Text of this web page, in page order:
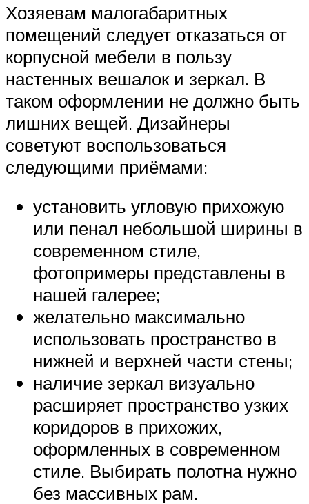
Хозяевам малогабаритных
помещений следует отказаться от
корпусной мебели в пользу
настенных вешалок и зеркал. В
таком оформлении не должно быть
лишних вещей. Дизайнеры
советуют воспользоваться
следующими приёмами:
установить угловую прихожую
или пенал небольшой ширины в
современном стиле,
фотопримеры представлены в
нашей галерее;
желательно максимально
использовать пространство в
нижней и верхней части стены;
наличие зеркал визуально
расширяет пространство узких
коридоров в прихожих,
оформленных в современном
стиле. Выбирать полотна нужно
без массивных рам.